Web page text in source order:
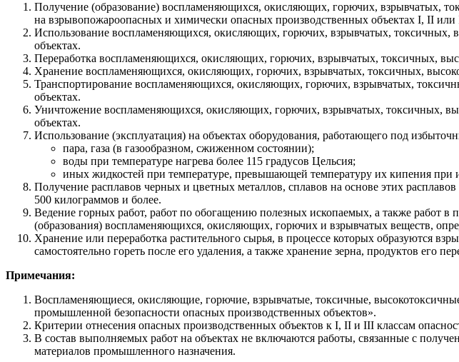
Получение (образование) воспламеняющихся, окисляющих, горючих, взрывчатых,
на взрывопожароопасных и химически опасных производственных объектах I, II или
Использование воспламеняющихся, окисляющих, горючих, взрывчатых,
объектах.
Переработка воспламеняющихся, окисляющих, горючих, взрывчатых, токсичных,
Хранение воспламеняющихся, окисляющих, горючих, взрывчатых, токсичных,
Транспортирование воспламеняющихся, окисляющих, горючих, взрывчатых,
объектах.
Уничтожение воспламеняющихся, окисляющих, горючих, взрывчатых, токсичных,
объектах.
Использование (эксплуатация) на объектах оборудования, работающего под
пара, газа (в газообразном, сжиженном состоянии);
воды при температуре нагрева более 115 градусов Цельсия;
иных жидкостей при температуре, превышающей температуру их кипения при
Получение расплавов черных и цветных металлов, сплавов на основе этих
500 килограммов и более.
Ведение горных работ, работ по обогащению полезных ископаемых, а также работ
(образования) воспламеняющихся, окисляющих, горючих и взрывчатых веществ,
Хранение или переработка растительного сырья, в процессе которых образуются
самостоятельно гореть после его удаления, а также хранение зерна, продуктов его
Примечания:
Воспламеняющиеся, окисляющие, горючие, взрывчатые, токсичные,
промышленной безопасности опасных производственных объектов».
Критерии отнесения опасных производственных объектов к I, II и III классам
В состав выполняемых работ на объектах не включаются работы, связанные с
материалов промышленного назначения.